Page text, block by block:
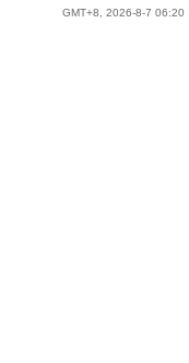
GMT+8, 2026-8-7 06:20